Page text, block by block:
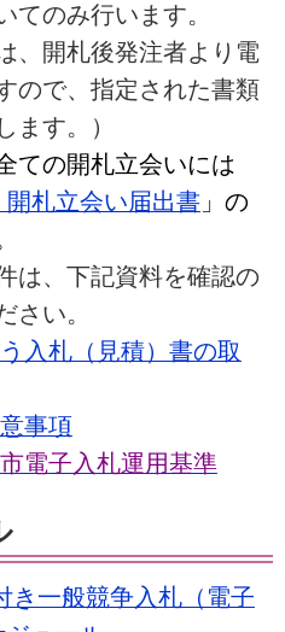
てのみ行います。
、開札後発注者より電
ので、指定された書類
ます。）
ての開札立会いには
開札立会い届出書」の
は、下記資料を確認の
さい。
入札（見積）書の取
事項
電子入札運用基準
き一般競争入札（電子